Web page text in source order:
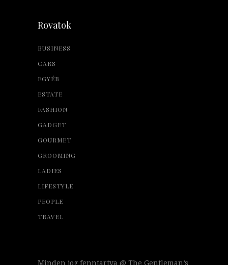
Rovatok
BUSINESS
CARS
EGYÉB
ESTATE
FASHION
GADGET
GOURMET
GROOMING
LADIES
LIFESTYLE
PEOPLE
TRAVEL
Minden jog fenntartva @ The Gentleman’s